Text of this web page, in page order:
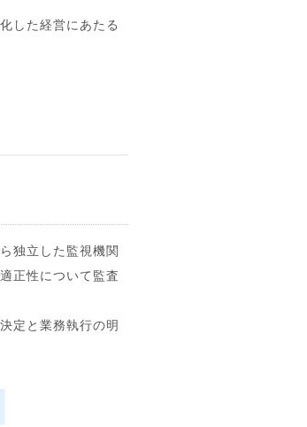
した経営にあたる
独立した監視機関
正性について監査
定と業務執行の明